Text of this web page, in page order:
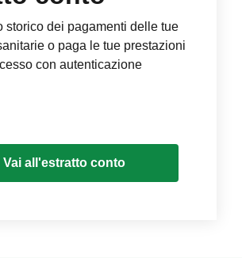
storico dei pagamenti delle tue
o paga le tue prestazioni
con autenticazione
Vai all'estratto conto